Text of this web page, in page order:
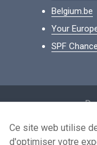
Belgium.be
Your
SPF
Ce site web utilise
d'optimiser votre